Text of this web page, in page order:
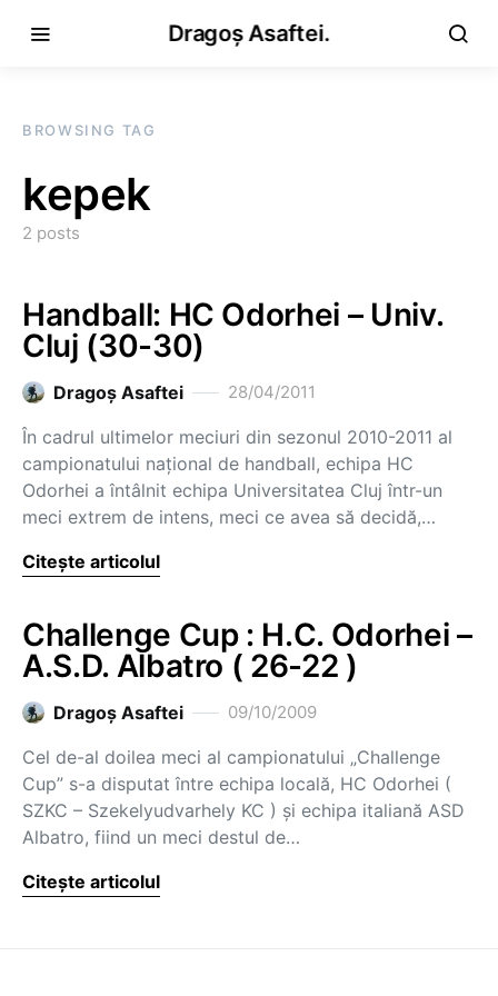
Dragoș Asaftei.
BROWSING TAG
kepek
2 posts
Handball: HC Odorhei – Univ.
Cluj (30-30)
Dragoş Asaftei 28/04/2011
În cadrul ultimelor meciuri din sezonul 2010-2011 al
campionatului național de handball, echipa HC
Odorhei a întâlnit echipa Universitatea Cluj într-un
meci extrem de intens, meci ce avea să decidă,…
Citește articolul
Challenge Cup : H.C. Odorhei –
A.S.D. Albatro ( 26-22 )
Dragoş Asaftei 09/10/2009
Cel de-al doilea meci al campionatului „Challenge
Cup” s-a disputat între echipa locală, HC Odorhei (
SZKC – Szekelyudvarhely KC ) şi echipa italiană ASD
Albatro, fiind un meci destul de…
Citește articolul